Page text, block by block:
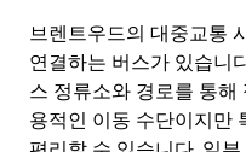
브렌트우드의 대중교통
연결하는 버스가 있습니
스 정류소와 경로를 통해
용적인 이동 수단이지만